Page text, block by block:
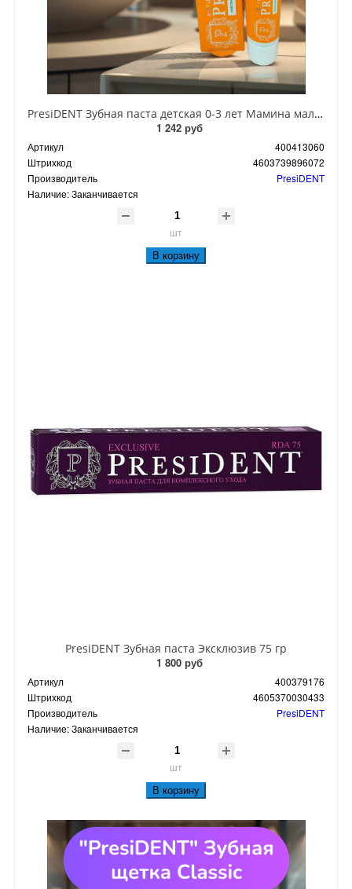
PresiDENT Зубная паста детская 0-3 лет Мамина малинка 45 гр
1 242 руб
Артикул
400413060
Штрихкод
4603739896072
Производитель
PresiDENT
Наличие:Заканчивается
шт
В корзину
PresiDENT Зубная паста Эксклюзив 75 гр
1 800 руб
Артикул
400379176
Штрихкод
4605370030433
Производитель
PresiDENT
Наличие:Заканчивается
шт
В корзину